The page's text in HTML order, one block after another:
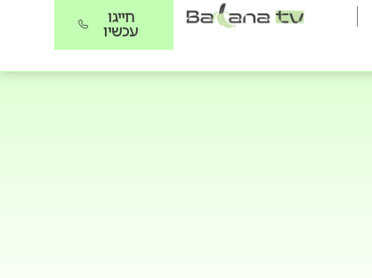
חייגו
עכשיו